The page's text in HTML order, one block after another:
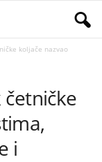
koljače nazvao
četničke
i